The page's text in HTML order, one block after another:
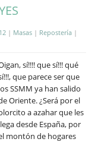
12 | Masas | Repostería |
sí!!!! que sí!!! qué
que parece ser que
SSMM ya han salido
Oriente. ¿Será por el
a azahar que les
desde España, por
montón de hogares